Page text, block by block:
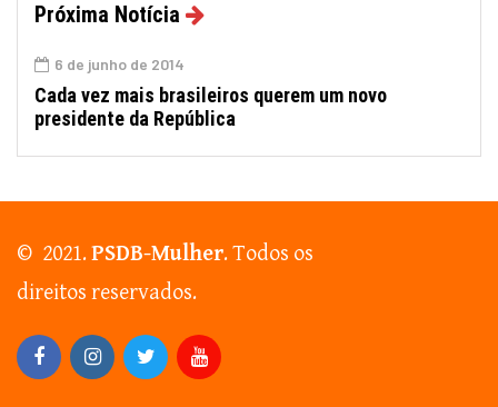
Próxima Notícia
6 de junho de 2014
Cada vez mais brasileiros querem um novo
presidente da República
© 2021.PSDB-Mulher. Todos os
direitos reservados.